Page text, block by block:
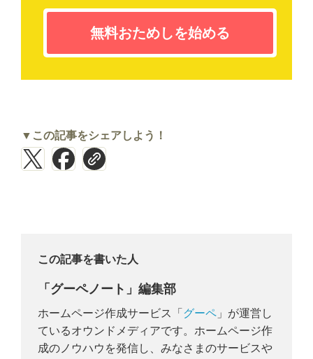
無料おためしを始める
▼この記事をシェアしよう！
この記事を書いた人
「グーペノート」編集部
ホームページ作成サービス「 グーペ 」が運営し
ているオウンドメディアです。ホームページ作
成のノウハウを発信し、みなさまのサービスや